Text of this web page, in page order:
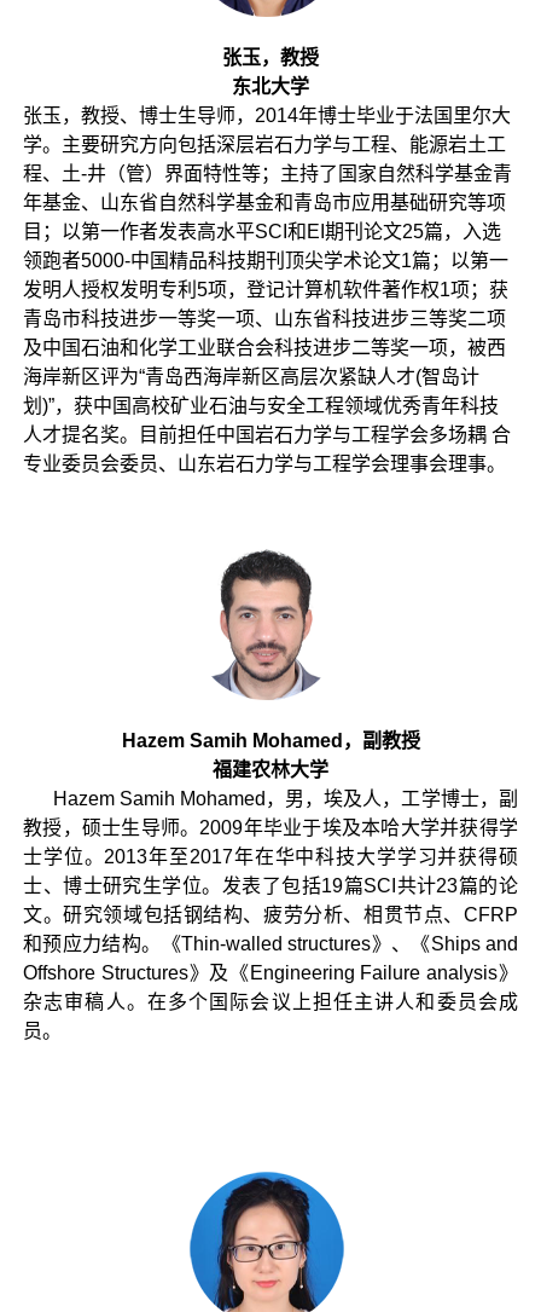
张玉，教授
东北大学
张玉，教授、博士生导师，2014年博士毕业于法国里尔大
学。主要研究方向包括深层岩石力学与工程、能源岩土工
程、土-井（管）界面特性等；主持了国家自然科学基金青
年基金、山东省自然科学基金和青岛市应用基础研究等项
目；以第一作者发表高水平SCI和EI期刊论文25篇，入选
领跑者5000-中国精品科技期刊顶尖学术论文1篇；以第一
发明人授权发明专利5项，登记计算机软件著作权1项；获
青岛市科技进步一等奖一项、山东省科技进步三等奖二项
及中国石油和化学工业联合会科技进步二等奖一项，被西
海岸新区评为“青岛西海岸新区高层次紧缺人才(智岛计
划)”，获中国高校矿业石油与安全工程领域优秀青年科技
人才提名奖。目前担任中国岩石力学与工程学会多场耦 合
专业委员会委员、山东岩石力学与工程学会理事会理事。
Hazem Samih Mohamed，副教授
福建农林大学
Hazem Samih Mohamed，男，埃及人，工学博士，副
教授，硕士生导师。2009年毕业于埃及本哈大学并获得学
士学位。2013年至2017年在华中科技大学学习并获得硕
士、博士研究生学位。发表了包括19篇SCI共计23篇的论
文。研究领域包括钢结构、疲劳分析、相贯节点、CFRP
和预应力结构。《Thin-walled structures》、《Ships and
Offshore Structures》及《Engineering Failure analysis》
杂志审稿人。在多个国际会议上担任主讲人和委员会成
员。